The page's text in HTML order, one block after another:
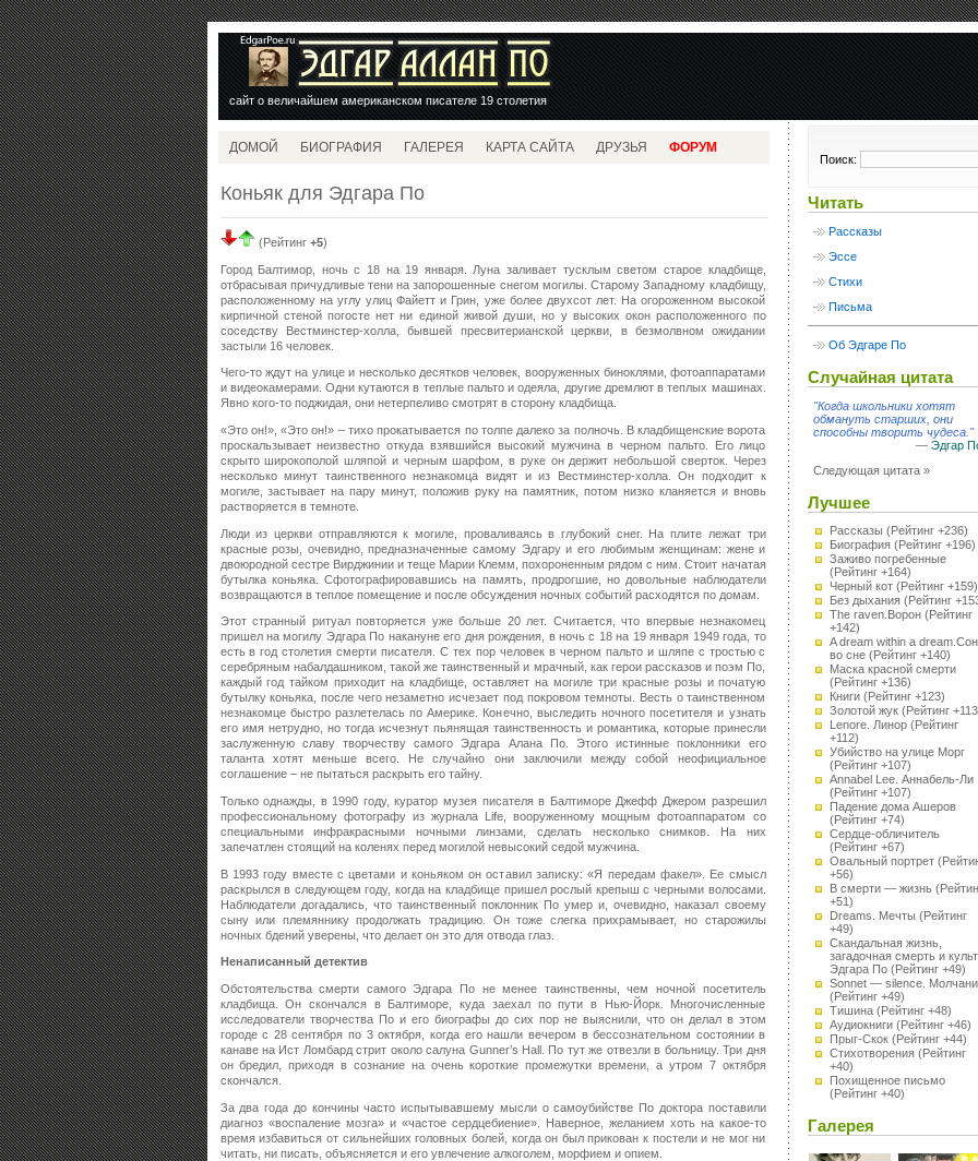
сайт о величайшем американском писателе 19 столетия
ДОМОЙ БИОГРАФИЯ ГАЛЕРЕЯ КАРТА САЙТА ДРУЗЬЯ ФОРУМ
Коньяк для Эдгара По
(Рейтинг +5)
Город Балтимор, ночь с 18 на 19 января. Луна заливает тусклым светом старое кладбище,
отбрасывая причудливые тени на запорошенные снегом могилы. Старому Западному кладбищу,
расположенному на углу улиц Файетт и Грин, уже более двухсот лет. На огороженном высокой
кирпичной стеной погосте нет ни единой живой души, но у высоких окон расположенного по
соседству Вестминстер-холла, бывшей пресвитерианской церкви, в безмолвном ожидании
застыли 16 человек.
Чего-то ждут на улице и несколько десятков человек, вооруженных биноклями, фотоаппаратами
и видеокамерами. Одни кутаются в теплые пальто и одеяла, другие дремлют в теплых машинах.
Явно кого-то поджидая, они нетерпеливо смотрят в сторону кладбища.
«Это он!», «Это он!» – тихо прокатывается по толпе далеко за полночь. В кладбищенские ворота
проскальзывает неизвестно откуда взявшийся высокий мужчина в черном пальто. Его лицо
скрыто широкополой шляпой и черным шарфом, в руке он держит небольшой сверток. Через
несколько минут таинственного незнакомца видят и из Вестминстер-холла. Он подходит к
могиле, застывает на пару минут, положив руку на памятник, потом низко кланяется и вновь
растворяется в темноте.
Люди из церкви отправляются к могиле, проваливаясь в глубокий снег. На плите лежат три
красные розы, очевидно, предназначенные самому Эдгару и его любимым женщинам: жене и
двоюродной сестре Вирджинии и теще Марии Клемм, похороненным рядом с ним. Стоит начатая
бутылка коньяка. Сфотографировавшись на память, продрогшие, но довольные наблюдатели
возвращаются в теплое помещение и после обсуждения ночных событий расходятся по домам.
Этот странный ритуал повторяется уже больше 20 лет. Считается, что впервые незнакомец
пришел на могилу Эдгара По накануне его дня рождения, в ночь с 18 на 19 января 1949 года, то
есть в год столетия смерти писателя. С тех пор человек в черном пальто и шляпе с тростью с
серебряным набалдашником, такой же таинственный и мрачный, как герои рассказов и поэм По,
каждый год тайком приходит на кладбище, оставляет на могиле три красные розы и початую
бутылку коньяка, после чего незаметно исчезает под покровом темноты. Весть о таинственном
незнакомце быстро разлетелась по Америке. Конечно, выследить ночного посетителя и узнать
его имя нетрудно, но тогда исчезнут пьянящая таинственность и романтика, которые принесли
заслуженную славу творчеству самого Эдгара Алана По. Этого истинные поклонники его
таланта хотят меньше всего. Не случайно они заключили между собой неофициальное
соглашение – не пытаться раскрыть его тайну.
Только однажды, в 1990 году, куратор музея писателя в Балтиморе Джефф Джером разрешил
профессиональному фотографу из журнала Life, вооруженному мощным фотоаппаратом со
специальными инфракрасными ночными линзами, сделать несколько снимков. На них
запечатлен стоящий на коленях перед могилой невысокий седой мужчина.
В 1993 году вместе с цветами и коньяком он оставил записку: «Я передам факел». Ее смысл
раскрылся в следующем году, когда на кладбище пришел рослый крепыш с черными волосами.
Наблюдатели догадались, что таинственный поклонник По умер и, очевидно, наказал своему
сыну или племяннику продолжать традицию. Он тоже слегка прихрамывает, но старожилы
ночных бдений уверены, что делает он это для отвода глаз.
Ненаписанный детектив
Обстоятельства смерти самого Эдгара По не менее таинственны, чем ночной посетитель
кладбища. Он скончался в Балтиморе, куда заехал по пути в Нью-Йорк. Многочисленные
исследователи творчества По и его биографы до сих пор не выяснили, что он делал в этом
городе с 28 сентября по 3 октября, когда его нашли вечером в бессознательном состоянии в
канаве на Ист Ломбард стрит около салуна Gunner’s Hall. По тут же отвезли в больницу. Три дня
он бредил, приходя в сознание на очень короткие промежутки времени, а утром 7 октября
скончался.
За два года до кончины часто испытывавшему мысли о самоубийстве По доктора поставили
диагноз «воспаление мозга» и «частое сердцебиение». Наверное, желанием хоть на какое-то
время избавиться от сильнейших головных болей, когда он был прикован к постели и не мог ни
читать, ни писать, объясняется и его увлечение алкоголем, морфием и опием.
Поиск:
Читать
Рассказы
Эссе
Стихи
Письма
Об Эдгаре По
Случайная цитата
Когда школьники хотят
обмануть старших, они
способны творить чудеса.
— Эдгар
Следующая цитата »
Лучшее
Рассказы (Рейтинг +236)
Биография(Рейтинг +196)
Заживо погребенные
(Рейтинг +164)
Черный кот(Рейтинг +159)
Без дыхания(Рейтинг
The raven.Ворон(Рейтинг
+142)
A dream within a dream.Сон
во сне(Рейтинг +140)
Маска красной смерти
(Рейтинг +136)
Книги(Рейтинг +123)
Золотой жук(Рейтинг
Lenore. Линор(Рейтинг
+112)
Убийство на улице Морг
(Рейтинг +107)
Annabel Lee. Аннабель-Ли
(Рейтинг +107)
Падение дома Ашеров
(Рейтинг +74)
Сердце-обличитель
(Рейтинг +67)
Овальный портрет
+56)
В смерти — жизнь
+51)
Dreams. Мечты (Рейтинг
+49)
Скандальная жизнь,
загадочная смерть и культ
Эдгара По(Рейтинг +49)
Sonnet — silence.
(Рейтинг +49)
Тишина(Рейтинг +48)
Аудиокниги(Рейтинг +46)
Прыг-Скок(Рейтинг +44)
Стихотворения(Рейтинг
+40)
Похищенное письмо
(Рейтинг +40)
Галерея